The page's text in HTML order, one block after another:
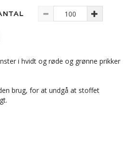
i hvidt og røde og grønne prikker
brug, for at undgå at stoffet